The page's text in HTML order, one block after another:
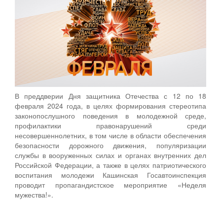
В преддверии Дня защитника Отечества с 12 по 18
февраля 2024 года, в целях формирования стереотипа
законопослушного поведения в молодежной среде,
профилактики правонарушений среди
несовершеннолетних, в том числе в области обеспечения
безопасности дорожного движения, популяризации
службы в вооруженных силах и органах внутренних дел
Российской Федерации, а также в целях патриотического
воспитания молодежи Кашинская Госавтоинспекция
проводит пропагандистское мероприятие «Неделя
мужества!».